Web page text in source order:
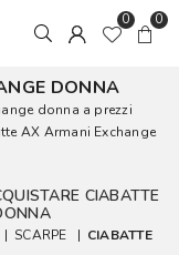
0 0
DONNA
donna a prezzi
AX Armani Exchange
CIABATTE
| SCARPE | CIABATTE